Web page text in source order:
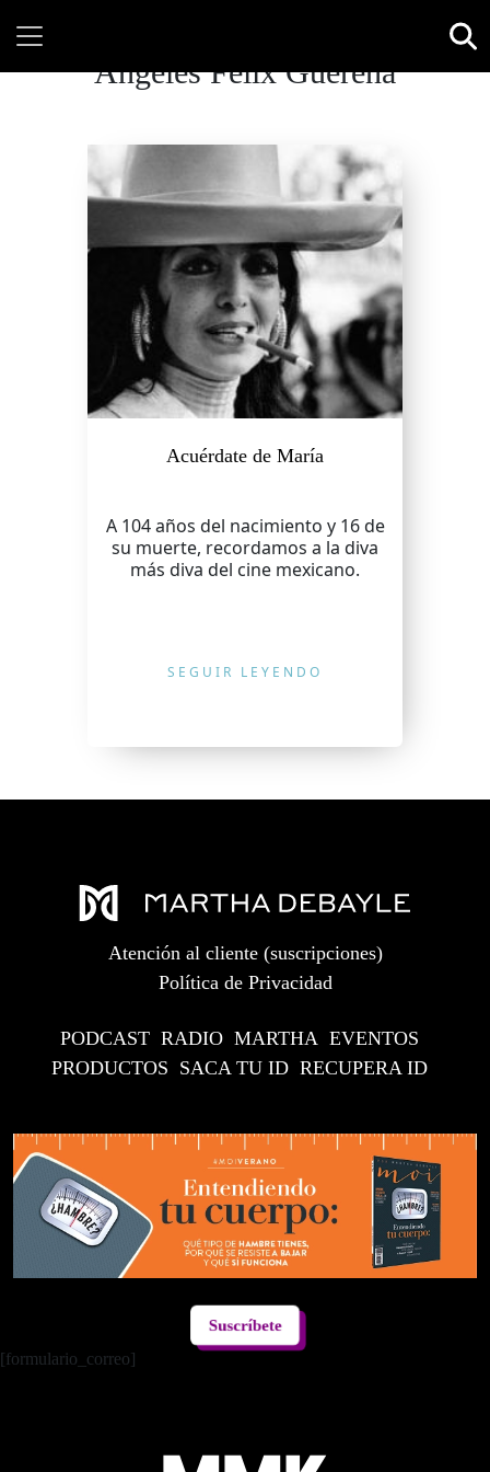
Ángeles Félix Güereña
Acuérdate de María
A 104 años del nacimiento y 16 de
su muerte, recordamos a la diva
más diva del cine mexicano.
SEGUIR LEYENDO
Atención al cliente (suscripciones)
Política de Privacidad
PODCAST RADIO MARTHA EVENTOS
PRODUCTOS SACA TU ID RECUPERA ID
Suscríbete
[formulario_correo]